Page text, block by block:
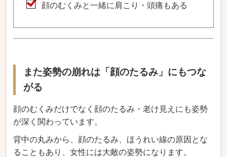
顔のむくみと一緒に肩こり・頭痛もある
また姿勢の崩れは「顔のたるみ」にもつな
がる
顔のむくみだけでなく顔のたるみ・老け見えにも姿勢
が深く関わっています。
背中の丸みから、顔のたるみ、ほうれい線の原因とな
ることもあり、女性には大敵の姿勢になります。